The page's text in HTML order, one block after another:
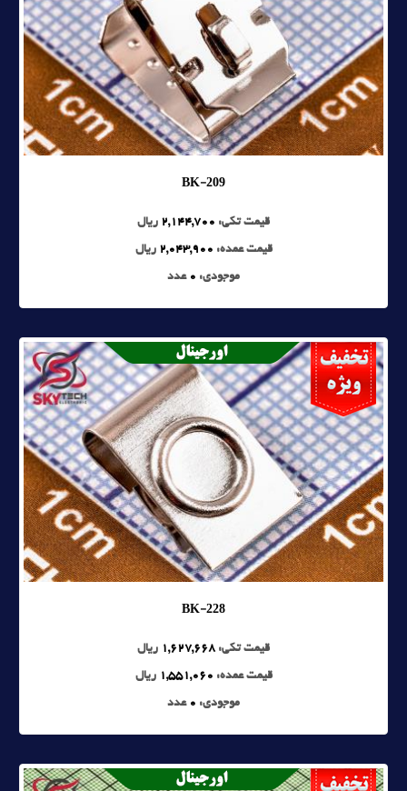
BK-209
قیمت تکی: 2,144,700 ریال
قیمت عمده: 2,043,900 ریال
موجودی: 0 عدد
BK-228
قیمت تکی: 1,627,668 ریال
قیمت عمده: 1,551,060 ریال
موجودی: 0 عدد